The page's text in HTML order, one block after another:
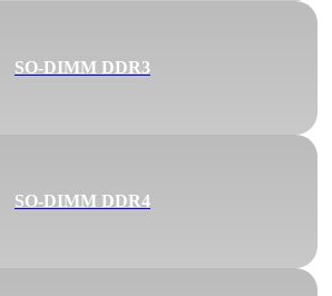
SO-DIMM DDR3
SO-DIMM DDR4